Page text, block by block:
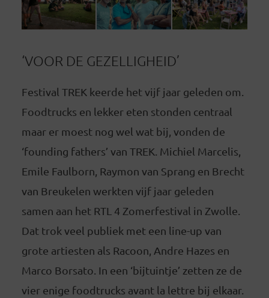
‘VOOR DE GEZELLIGHEID’
Festival TREK keerde het vijf jaar geleden om.
Foodtrucks en lekker eten stonden centraal
maar er moest nog wel wat bij, vonden de
‘founding fathers’ van TREK. Michiel Marcelis,
Emile Faulborn, Raymon van Sprang en Brecht
van Breukelen werkten vijf jaar geleden
samen aan het RTL 4 Zomerfestival in Zwolle.
Dat trok veel publiek met een line-up van
grote artiesten als Racoon, Andre Hazes en
Marco Borsato. In een ‘bijtuintje’ zetten ze de
vier enige foodtrucks avant la lettre bij elkaar.